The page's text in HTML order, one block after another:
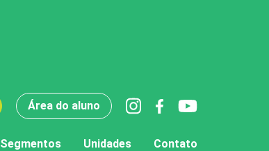
Área do aluno
Segmentos Unidades Contato